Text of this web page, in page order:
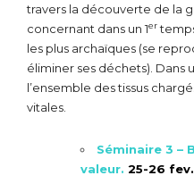
travers la découverte de la
concernant dans un 1er
les plus archaïques (se
éliminer ses déchets). Dans
l’ensemble des tissus
vitales.
Séminaire 3 –
valeur. 25-26